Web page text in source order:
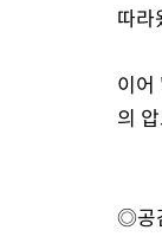
따라
이어
의
◎공